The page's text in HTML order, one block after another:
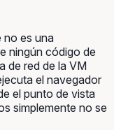
no es una
ningún código de
de redde la VM
el navegador
el punto de vista
simplemente no se